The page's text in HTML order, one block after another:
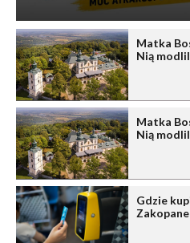
Matka
Nią
Matka
Nią
Gdzie